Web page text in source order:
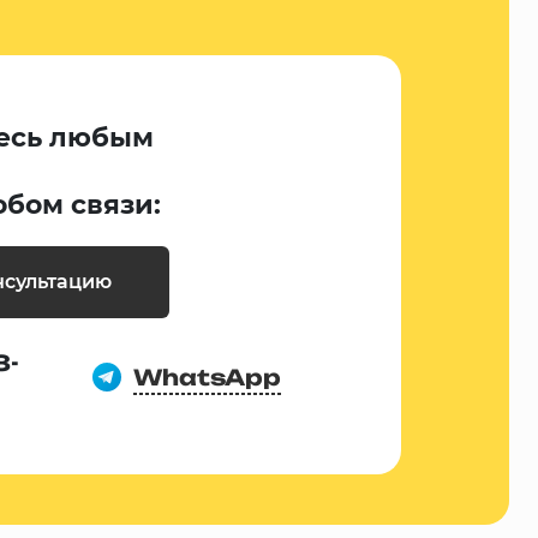
любым
связи:
WhatsApp